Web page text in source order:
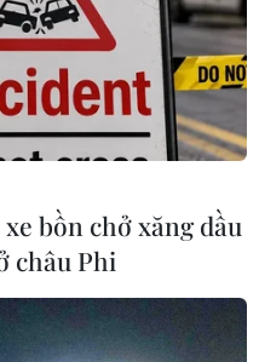
Trung Quốc
dân tệ
Trung Quốc
bồn chở xăng dầu
châu Phi